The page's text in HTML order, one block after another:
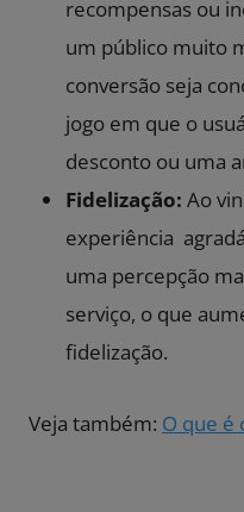
recompensas ou
um público muito
conversão seja
jogo em que o
desconto ou uma
Fidelização: Ao
experiência
uma percepção
serviço, o que
fidelização.
Veja também: O que é